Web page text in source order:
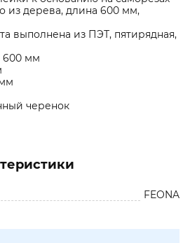
из дерева, длина 600 мм,
выполнена из ПЭТ, пятирядная,
600 мм
черенок
FEONA